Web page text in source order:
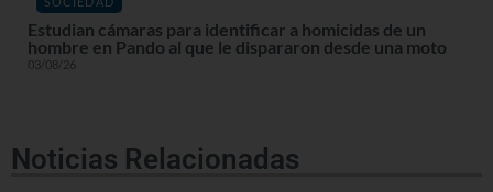
Estudian cámaras para identificar a homicidas de un
hombre en Pando al que le dispararon desde una moto
03/08/26
Noticias Relacionadas